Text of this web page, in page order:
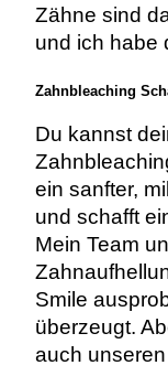
Zähne sind
und ich habe
Zahnbleaching
Du kannst
ein sanfter,
und schafft
Mein Team
Smile
überzeugt.
auch